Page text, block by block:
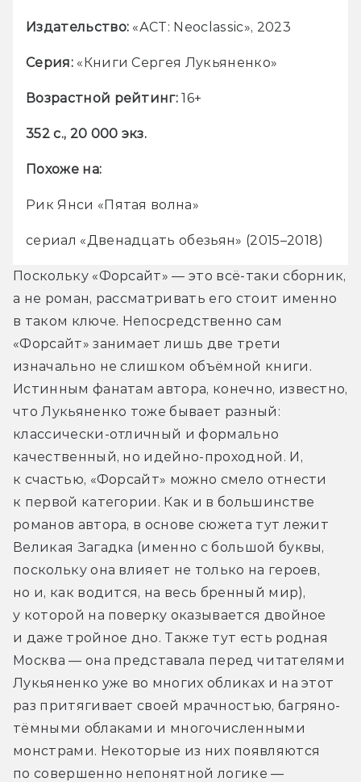
Издательство: «АСТ: Neoclassic», 2023
Серия: «Книги Сергея Лукьяненко»
Возрастной рейтинг: 16+
352 с., 20 000 экз.
Похоже на:
Рик Янси «Пятая волна»
сериал «Двенадцать обезьян» (2015–2018)
Поскольку «Форсайт» — это всё-таки сборник,
а не роман, рассматривать его стоит именно
в таком ключе. Непосредственно сам
«Форсайт» занимает лишь две трети
изначально не слишком объёмной книги.
Истинным фанатам автора, конечно, известно,
что Лукьяненко тоже бывает разный:
классически-отличный и формально
качественный, но идейно-проходной. И,
к счастью, «Форсайт» можно смело отнести
к первой категории. Как и в большинстве
романов автора, в основе сюжета тут лежит
Великая Загадка (именно с большой буквы,
поскольку она влияет не только на героев,
но и, как водится, на весь бренный мир),
у которой на поверку оказывается двойное
и даже тройное дно. Также тут есть родная
Москва — она представала перед читателями
Лукьяненко уже во многих обликах и на этот
раз притягивает своей мрачностью, багряно-
тёмными облаками и многочисленными
монстрами. Некоторые из них появляются
по совершенно непонятной логике —